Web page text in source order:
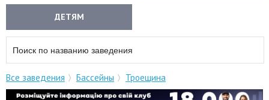
ДЕТЯМ
Все заведения Бассейны Троещина